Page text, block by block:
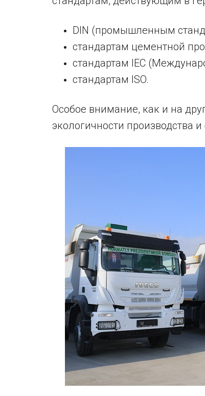
DIN (промышленным
стандартам цементной
стандартам IEC
стандартам ISO.
Особое внимание, как и на
экологичности производства